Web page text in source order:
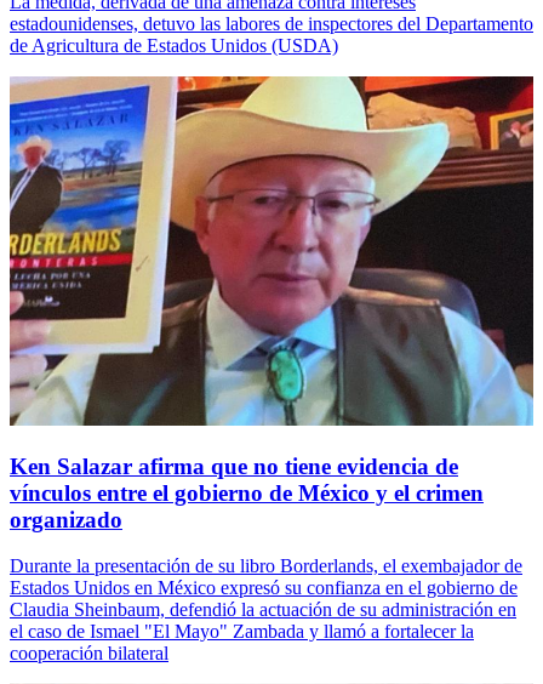
estadounidenses, detuvo las labores de inspectores del Departamento
de Agricultura de Estados Unidos (USDA)
Ken Salazar afirma que no tiene evidencia de
vínculos entre el gobierno de México y el crimen
organizado
Durante la presentación de su libro Borderlands, el exembajador de
Estados Unidos en México expresó su confianza en el gobierno de
Claudia Sheinbaum, defendió la actuación de su administración en
el caso de Ismael "El Mayo" Zambada y llamó a fortalecer la
cooperación bilateral